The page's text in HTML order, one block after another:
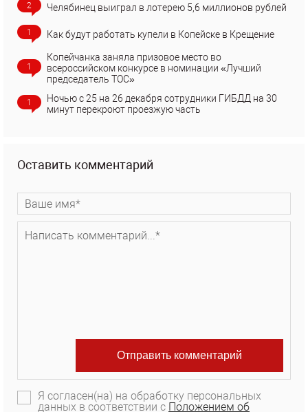
2 Челябинец выиграл в лотерею 5,6 миллионов рублей
1 Как будут работать купели в Копейске в Крещение
1
Копейчанка заняла призовое место во
всероссийском конкурсе в номинации «Лучший
председатель ТОС»
1
Ночью с 25 на 26 декабря сотрудники ГИБДД на 30
минут перекроют проезжую часть
Оставить комментарий
Я согласен(на) на обработку персональных
данных в соответствии с Положением об